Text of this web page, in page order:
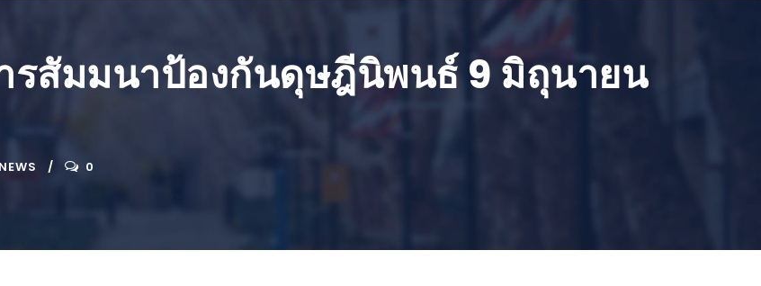
รสัมมนาป้องกันดุษฎีนิพนธ์ 9 มิถุนายน
NEWS 0